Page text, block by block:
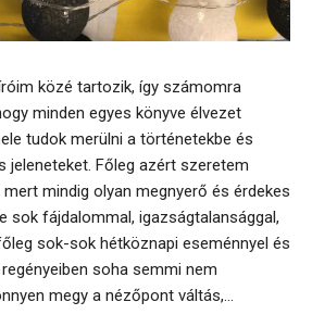
közé tartozik, így számomra
minden egyes könyve élvezet
tudok merülni a történetekbe és
jeleneteket. Főleg azért szeretem
mindig olyan megnyerő és érdekes
sok fájdalommal, igazságtalansággal,
sok-sok hétköznapi eseménnyel és
soha semmi nem
megy a nézőpont váltás,...